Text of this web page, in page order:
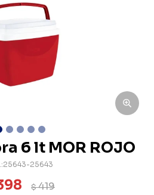
6 lt MOR ROJO
25643-25643
$419